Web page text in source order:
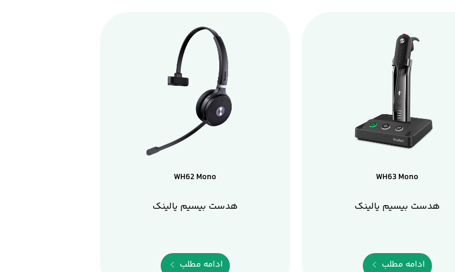
WH63 Mono
هدست بیسیم یالینک
ادامه مطلب
WH62 Mono
هدست بیسیم یالینک
ادامه مطلب